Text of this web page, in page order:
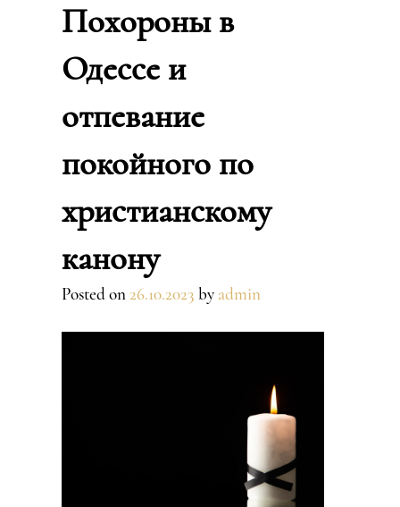
Похороны в
Одессе и
отпевание
покойного по
христианскому
канону
Posted on 26.10.2023 by admin